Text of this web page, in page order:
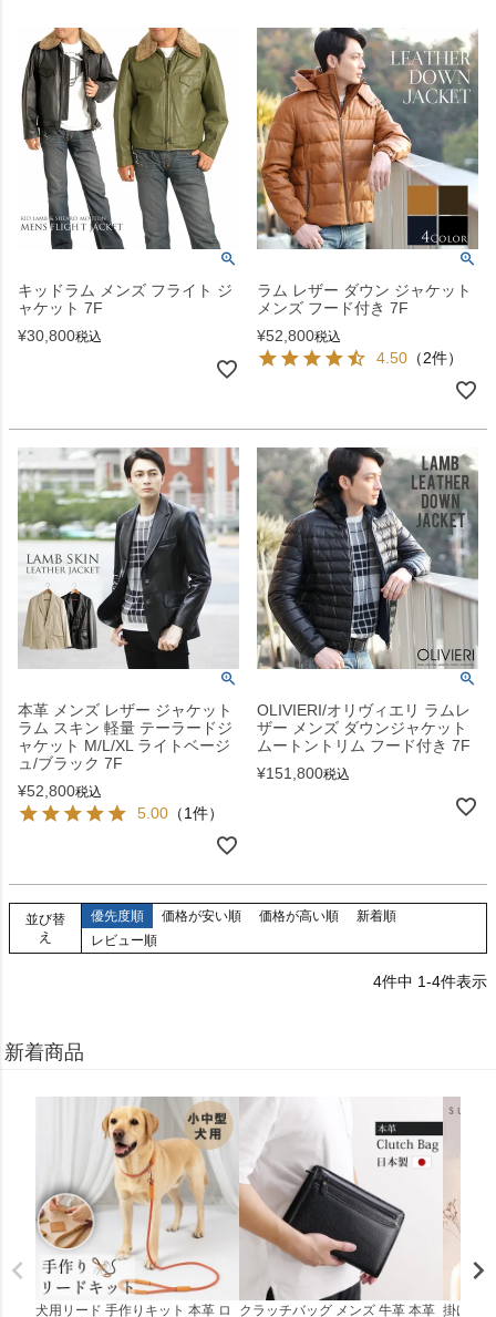
キッドラム メンズ フライト ジ
ャケット 7F
¥30,800税込
ラム レザー ダウン ジャケット
メンズ フード付き 7F
¥52,800税込
4.50 （2件）
本革 メンズ レザー ジャケット
ラム スキン 軽量 テーラードジ
ャケット M/L/XL ライトベージ
ュ/ブラック 7F
¥52,800税込
5.00 （1件）
OLIVIERI/オリヴィエリ ラムレ
ザー メンズ ダウンジャケット
ムートントリム フード付き 7F
¥151,800税込
並び替
え
優先度順 価格が安い順 価格が高い順
新着順
レビュー順
4件中 1-4件表示
新着商品
犬用リード 手作りキット 本革 ロ クラッチバッグ メンズ 牛革 本革 掛け時